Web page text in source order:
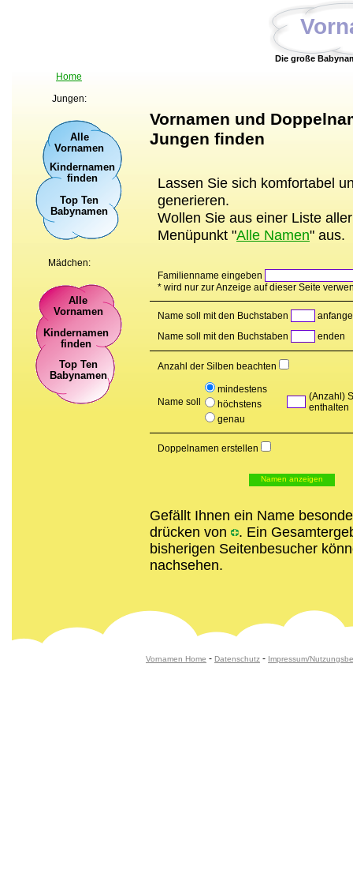
Die große
Home
Jungen:
Alle
Vornamen
Kindernamen
finden
Top Ten
Babynamen
Mädchen:
Alle
Vornamen
Kindernamen
finden
Top Ten
Babynamen
Vornamen und
Jungen finden
Lassen Sie sich komfortabel
generieren.
Wollen Sie aus einer Liste
Menüpunkt "Alle Namen" aus.
Familienname eingeben
* wird nur zur Anzeige auf dieser Seite
Name soll mit den Buchstaben
Name soll mit den Buchstaben
enden
Anzahl der Silben beachten
Name soll
mindestens
(Anzahl)
enthalten
höchstens
genau
Doppelnamen erstellen
Gefällt Ihnen ein Name
drücken von
. Ein
bisherigen Seitenbesucher
nachsehen.
Vornamen Home - Datenschutz - Impressum/